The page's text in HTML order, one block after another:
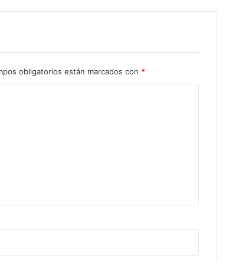
obligatorios están marcados con *